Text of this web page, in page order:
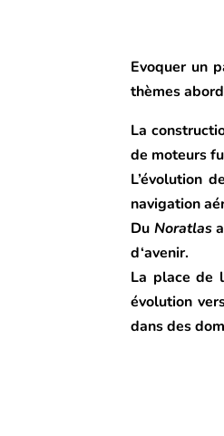
Evoquer un
thèmes
La
de moteurs
L’évolution
navigation
Du Noratlas
d‘avenir.
La place de
évolution
dans des